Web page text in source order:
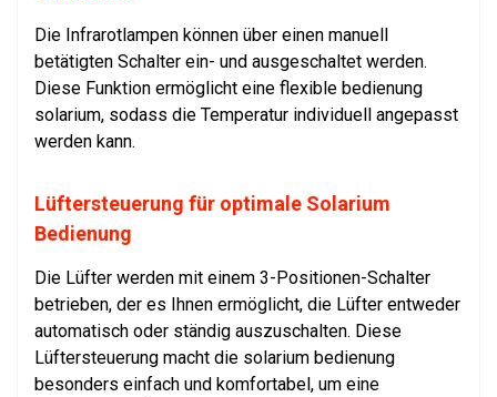
Die Infrarotlampen können über einen manuell
betätigten Schalter ein- und ausgeschaltet werden.
Diese Funktion ermöglicht eine flexible bedienung
solarium, sodass die Temperatur individuell angepasst
werden kann.
Lüftersteuerung für optimale Solarium
Bedienung
Die Lüfter werden mit einem 3-Positionen-Schalter
betrieben, der es Ihnen ermöglicht, die Lüfter entweder
automatisch oder ständig auszuschalten. Diese
Lüftersteuerung macht die solarium bedienung
besonders einfach und komfortabel, um eine